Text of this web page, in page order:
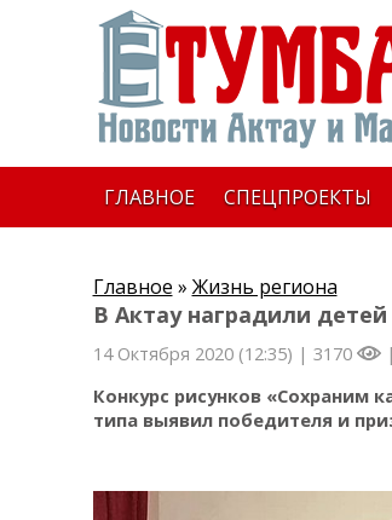
ГЛАВНОЕ СПЕЦПРОЕКТЫ
Главное » Жизнь региона
В Актау наградили
14 Октября 2020 (12:35) | 3170 |
Конкурс рисунков «Сохраним
типа выявил победителя и